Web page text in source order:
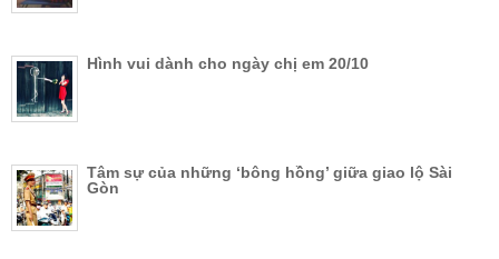
Hình vui dành cho ngày chị em 20/10
Tâm sự của những ‘bông hồng’ giữa giao lộ Sài
Gòn